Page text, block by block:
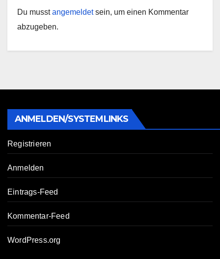
Du musstangemeldetsein, um einen Kommentar
abzugeben.
ANMELDEN/SYSTEMLINKS
Registrieren
Anmelden
Eintrags-Feed
Kommentar-Feed
WordPress.org